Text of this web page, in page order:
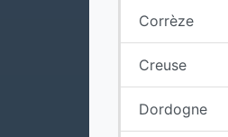
Corrèze
Creuse
Dordogne